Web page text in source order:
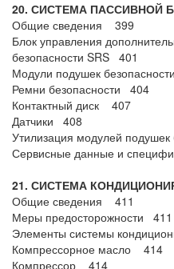
20. СИСТЕМА ПАССИВНОЙ
Общие сведения 399
Блок управления
безопасности SRS 401
Модули подушек
Ремни безопасности 404
Контактный диск 407
Датчики 408
Утилизация модулей
Сервисные данные и
21. СИСТЕМА
Общие сведения 411
Меры предосторожности 411
Элементы системы
Компрессорное масло 414
Компрессор 414